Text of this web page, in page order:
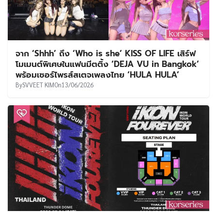
จาก ‘Shhh’ ถึง ‘Who is she’ KISS OF LIFE เสิร์ฟ
โมเมนต์พิเศษในแฟนมีตติ้ง ‘DEJA VU in Bangkok’
พร้อมเซอร์ไพรส์สเตจเพลงไทย ‘HULA HULA’
BySVVEET KIMOn13/06/2026